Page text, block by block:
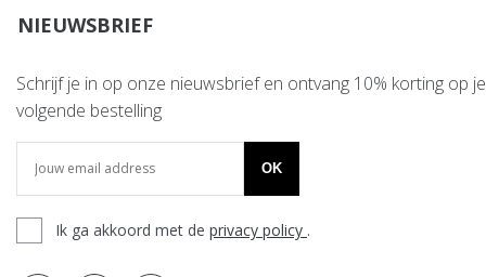
NIEUWSBRIEF
Schrijf je in op onze nieuwsbrief en ontvang 10% korting op je
volgende bestelling
OK
Ik ga akkoord met de privacy policy .